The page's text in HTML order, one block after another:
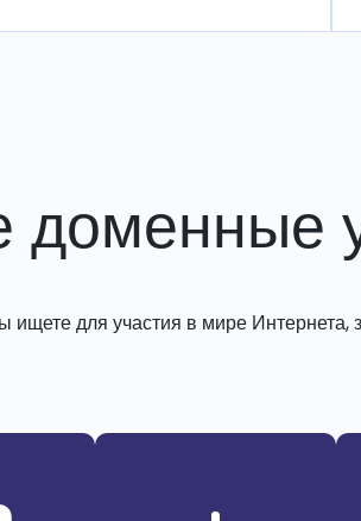
доменные
для участия в мире Интернета,